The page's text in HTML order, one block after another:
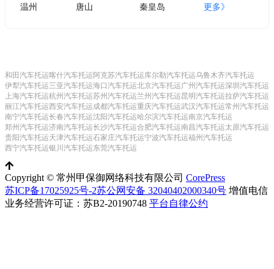
温州
唐山 秦皇岛 更多》
和田汽车托运喀什汽车托运阿克苏汽车托运库尔勒汽车托运乌鲁木齐汽车托运
伊犁汽车托运三亚汽车托运海口汽车托运北京汽车托运广州汽车托运深圳汽车托运
上海汽车托运杭州汽车托运苏州汽车托运兰州汽车托运昆明汽车托运拉萨汽车托运
丽江汽车托运西安汽车托运成都汽车托运重庆汽车托运武汉汽车托运常州汽车托运
南宁汽车托运长春汽车托运沈阳汽车托运哈尔滨汽车托运南京汽车托运
郑州汽车托运济南汽车托运长沙汽车托运合肥汽车托运南昌汽车托运太原汽车托运
贵阳汽车托运天津汽车托运石家庄汽车托运宁波汽车托运福州汽车托运
西宁汽车托运银川汽车托运东莞汽车托运
Copyright © 常州甲保御网络科技有限公司 CorePress
苏ICP备17025925号-2苏公网安备 32040402000340号 增值电信
业务经营许可证：苏B2-20190748 平台自律公约